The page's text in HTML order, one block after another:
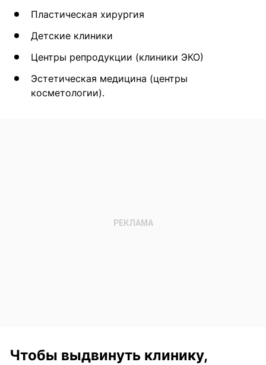
Пластическая хирургия
Детские клиники
Центры репродукции (клиники ЭКО)
Эстетическая медицина (центры
косметологии).
Чтобы выдвинуть клинику,